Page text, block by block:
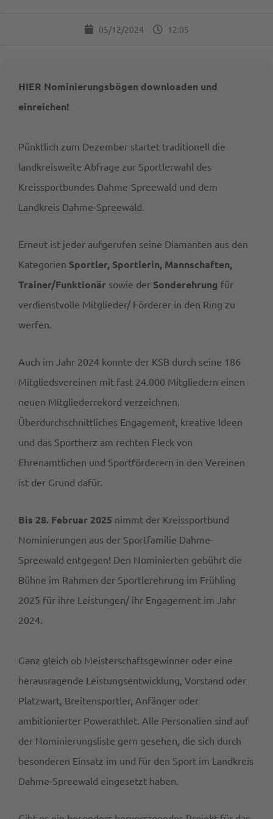
05/12/2024 12:05
HIER Nominierungsbögen downloaden und
einreichen!
Pünktlich zum Dezember startet traditionell die
landkreisweite Abfrage zur Sportlerwahl des
Kreissportbundes Dahme-Spreewald und dem
Landkreis Dahme-Spreewald.
Erneut ist jeder aufgerufen seine Diamanten aus den
Kategorien Sportler, Sportlerin, Mannschaften,
Trainer/Funktionär sowie der Sonderehrung für
verdienstvolle Mitglieder/ Förderer in den Ring zu
werfen.
Auch im Jahr 2024 konnte der KSB durch seine 186
Mitgliedsvereinen mit fast 24.000 Mitgliedern einen
neuen Mitgliederrekord verzeichnen.
Überdurchschnittliches Engagement, kreative Ideen
und das Sportherz am rechten Fleck von
Ehrenamtlichen und Sportförderern in den Vereinen
ist der Grund dafür.
Bis 28. Februar 2025 nimmt der Kreissportbund
Nominierungen aus der Sportfamilie Dahme-
Spreewald entgegen! Den Nominierten gebührt die
Bühne im Rahmen der Sportlerehrung im Frühling
2025 für ihre Leistungen/ ihr Engagement im Jahr
2024.
Ganz gleich ob Meisterschaftsgewinner oder eine
herausragende Leistungsentwicklung, Vorstand oder
Platzwart, Breitensportler, Anfänger oder
ambitionierter Powerathlet. Alle Personalien sind auf
der Nominierungsliste gern gesehen, die sich durch
besonderen Einsatz im und für den Sport im Landkreis
Dahme-Spreewald eingesetzt haben.